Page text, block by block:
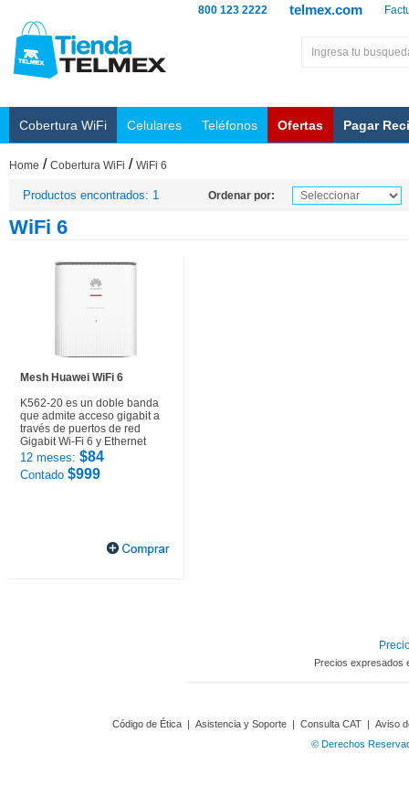
telmex.com
800 123 2222
Cobertura WiFi Celulares Teléfonos Ofertas Pagar
Home / Cobertura WiFi / WiFi 6
Productos encontrados: 1 Ordenar por:
WiFi 6
Mesh Huawei WiFi 6
K562-20 es un doble banda
que admite acceso gigabit a
través de puertos de red
Gigabit Wi-Fi 6 y Ethernet
12 meses: $84
Contado $999
Precios expresados
Código de Ética | Asistencia y Soporte | Consulta CAT | Aviso
© Derechos